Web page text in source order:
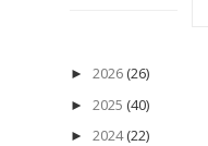
► 2026 (26)
► 2025 (40)
► 2024 (22)